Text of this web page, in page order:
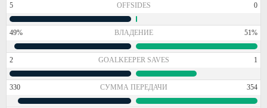
5 OFFSIDES 0
49% ВЛАДЕНИЕ 51%
2 GOALKEEPER SAVES 1
330 СУММА ПЕРЕДАЧИ 354